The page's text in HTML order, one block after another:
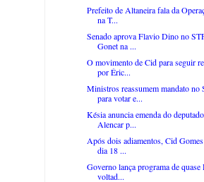
Prefeito de Altaneira fala da
na T...
Senado aprova Flavio Dino no
Gonet na ...
O movimento de Cid para seguir
por Éric...
Ministros reassumem mandato no
para votar e...
Késia anuncia emenda do
Alencar p...
Após dois adiamentos, Cid
dia 18 ...
Governo lança programa de
voltad...